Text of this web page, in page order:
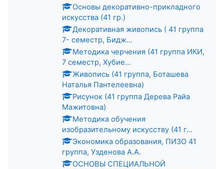
Основы декоративно-прикладного
искусства (41 гр.)
Декоративная живопись ( 41 группа
7- семестр, Бидж...
Методика черчения (41 группа ИКИ,
7 семестр, Хубие...
Живопись (41 группа, Боташева
Наталья Пантелеевна)
Рисунок (41 группа Дерева Райа
Мажитовна)
Методика обучения
изобразительному искусству (41 г...
Экономика образования, ПИЗО 41
группа, Узденова А.А.
ОСНОВЫ СПЕЦИАЛЬНОЙ